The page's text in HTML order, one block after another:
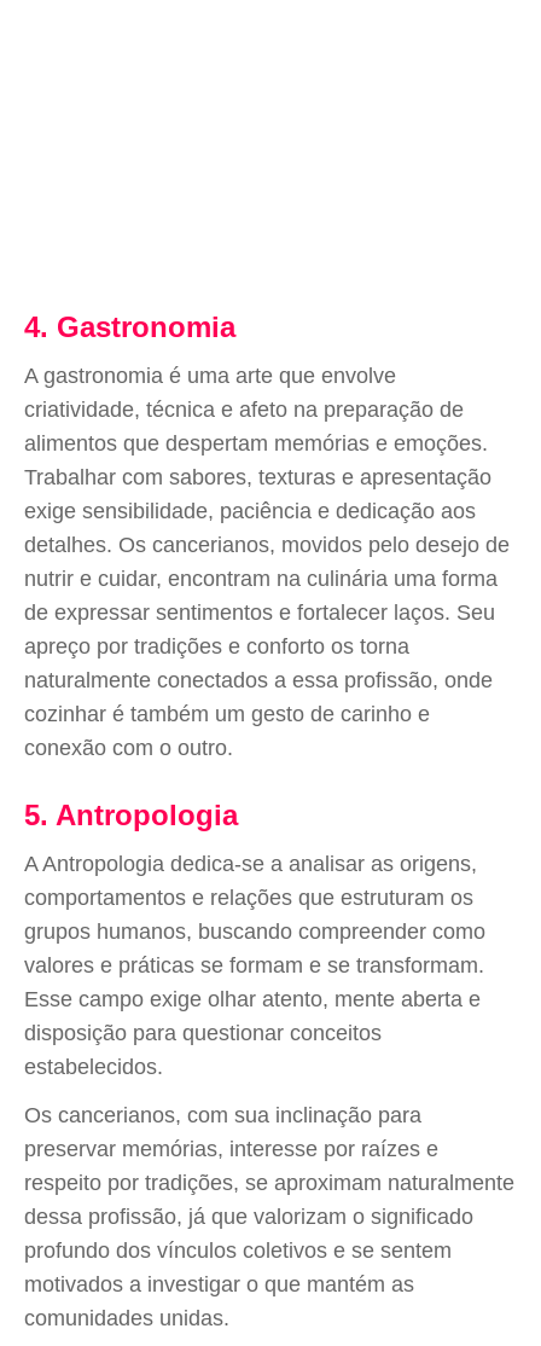
4. Gastronomia
A gastronomia é uma arte que envolve
criatividade, técnica e afeto na preparação de
alimentos que despertam memórias e emoções.
Trabalhar com sabores, texturas e apresentação
exige sensibilidade, paciência e dedicação aos
detalhes. Os cancerianos, movidos pelo desejo de
nutrir e cuidar, encontram na culinária uma forma
de expressar sentimentos e fortalecer laços. Seu
apreço por tradições e conforto os torna
naturalmente conectados a essa profissão, onde
cozinhar é também um gesto de carinho e
conexão com o outro.
5. Antropologia
A Antropologia dedica-se a analisar as origens,
comportamentos e relações que estruturam os
grupos humanos, buscando compreender como
valores e práticas se formam e se transformam.
Esse campo exige olhar atento, mente aberta e
disposição para questionar conceitos
estabelecidos.
Os cancerianos, com sua inclinação para
preservar memórias, interesse por raízes e
respeito por tradições, se aproximam naturalmente
dessa profissão, já que valorizam o significado
profundo dos vínculos coletivos e se sentem
motivados a investigar o que mantém as
comunidades unidas.